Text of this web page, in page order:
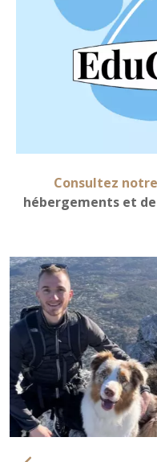
Consultez
hébergements et